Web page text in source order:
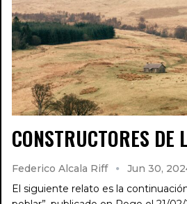
CONSTRUCTORES DE
Federico Alcala Riff
Jun 30,
El siguiente relato es la